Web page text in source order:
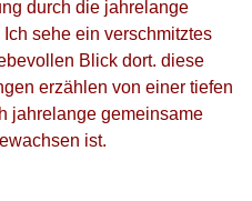
durch die jahrelange
sehe ein verschmitztes
Blick dort. diese
erzählen von einer tiefen
jahrelange gemeinsame
ist.